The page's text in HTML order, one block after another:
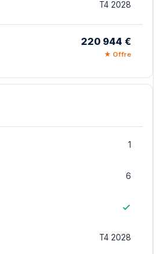
T4 2028
220 944 €
★ Offre
1
6
T4 2028